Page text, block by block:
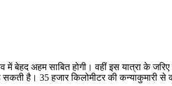
अहम साबित होगी। वहीं इस यात्रा के
सकती है। 35 हजार किलोमीटर की